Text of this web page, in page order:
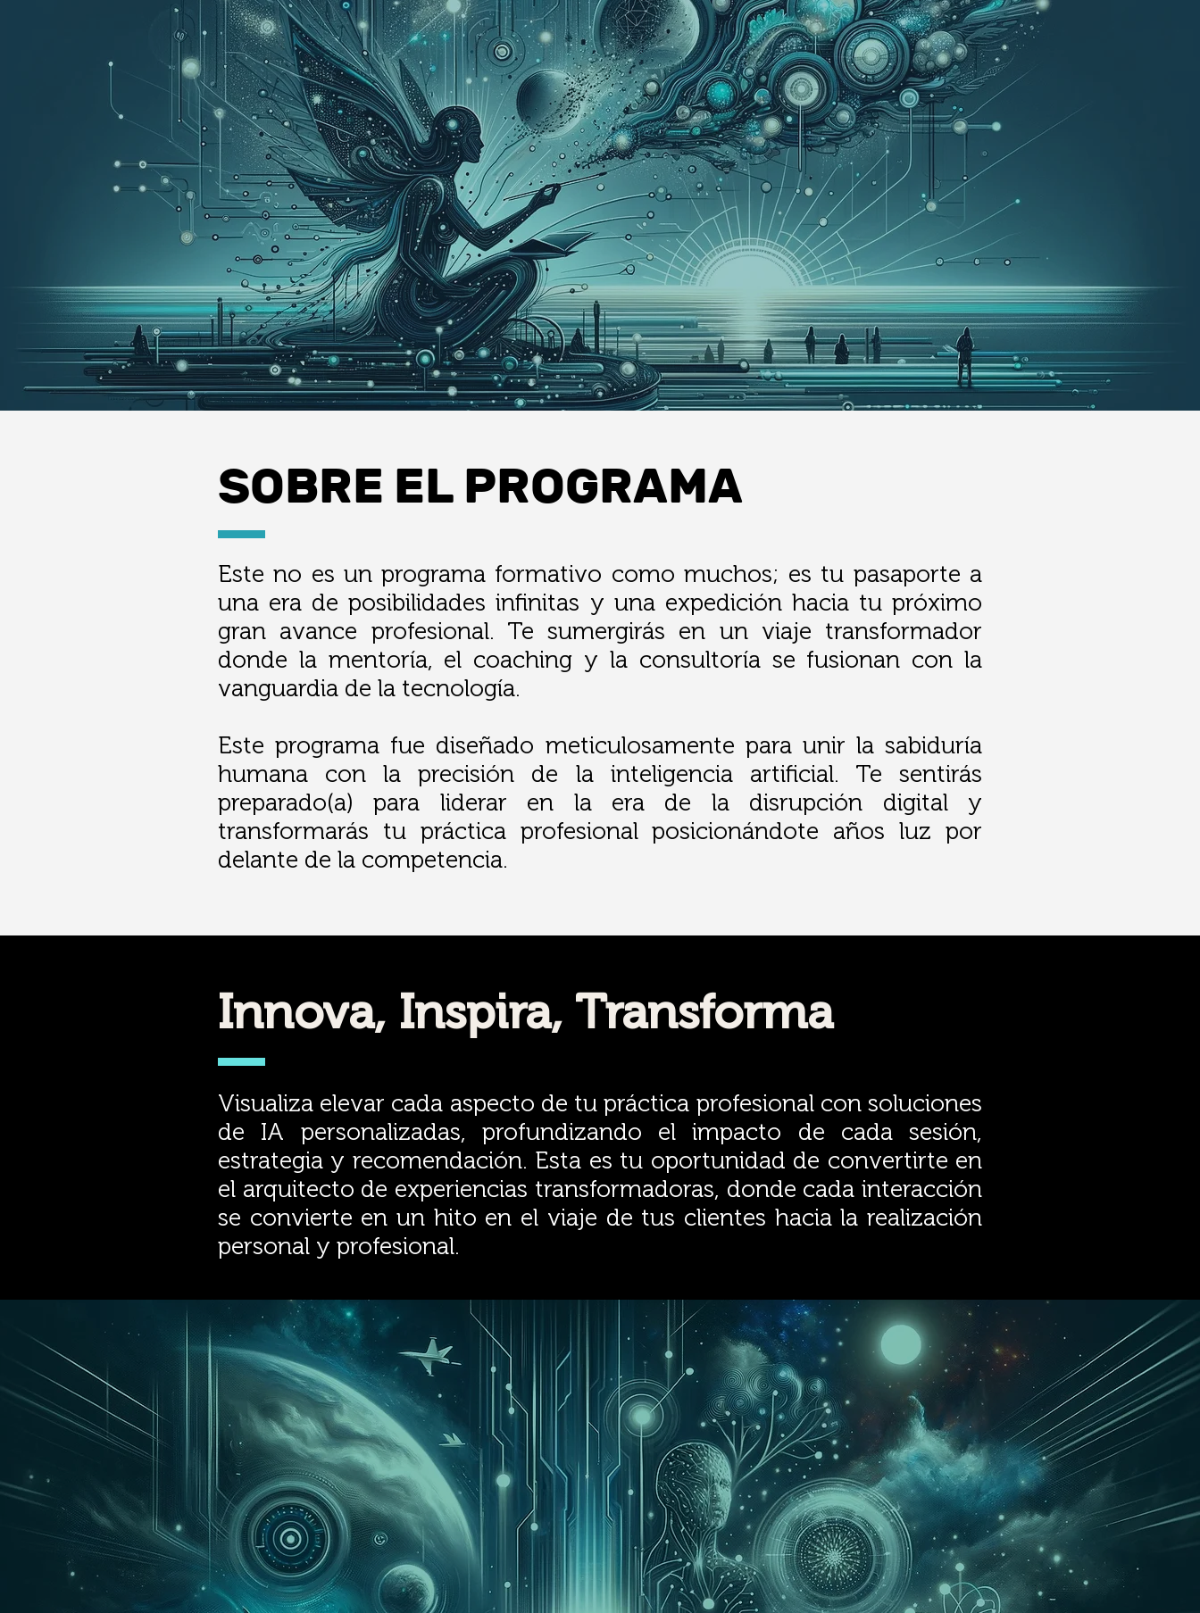
SOBRE EL PROGRAMA
Este no es un programa formativo como muchos; es tu pasaporte a
una era de posibilidades infinitas y una expedición hacia tu próximo
gran avance profesional. Te sumergirás en un viaje transformador
donde la mentoría, el coaching y la consultoría se fusionan con la
vanguardia de la tecnología.
Este programa fue diseñado meticulosamente para unir la sabiduría
humana con la precisión de la inteligencia artificial. Te sentirás
preparado(a) para liderar en la era de la disrupción digital y
transformarás tu práctica profesional posicionándote años luz por
delante de la competencia.
Innova, Inspira, Transforma
Visualiza elevar cada aspecto de tu práctica profesional con soluciones
de IA personalizadas, profundizando el impacto de cada sesión,
estrategia y recomendación. Esta es tu oportunidad de convertirte en
el arquitecto de experiencias transformadoras, donde cada interacción
se convierte en un hito en el viaje de tus clientes hacia la realización
personal y profesional.